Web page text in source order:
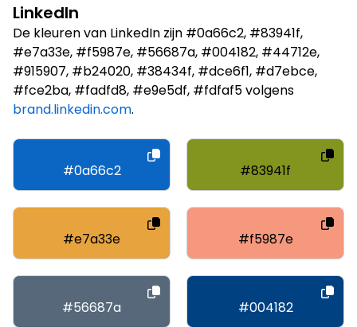
LinkedIn
De kleuren van LinkedIn zijn #0a66c2, #83941f,
#e7a33e, #f5987e, #56687a, #004182, #44712e,
#915907, #b24020, #38434f, #dce6f1, #d7ebce,
#fce2ba, #fadfd8, #e9e5df, #fdfaf5 volgens
brand.linkedin.com.
#0a66c2 #83941f
#e7a33e #f5987e
#56687a #004182